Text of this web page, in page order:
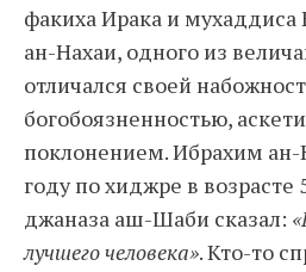
факиха Ирака и
ан-Нахаи, одного из
отличался своей
богобоязненностью,
поклонением. Ибрахим ан-
году по хиджре в возрасте
джаназа аш-Шаби сказал:
лучшего человека». Кто-то